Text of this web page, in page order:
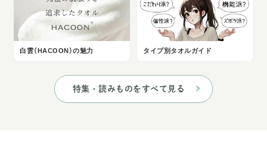
白雲（HACOON）の魅力 タイプ別タオルガイド
特集・読みものをすべて見る